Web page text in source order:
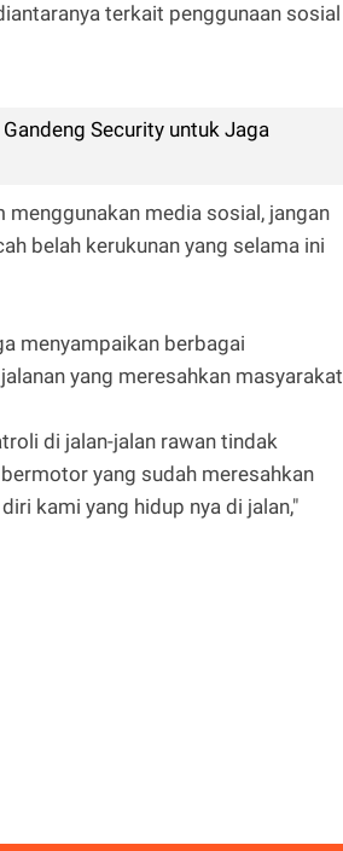
terkait penggunaan sosial
Security untuk Jaga
media sosial, jangan
belah kerukunan yang selama ini
menyampaikan berbagai
yang meresahkan masyarakat
di jalan-jalan rawan tindak
yang sudah meresahkan
kami yang hidup nya di jalan,"